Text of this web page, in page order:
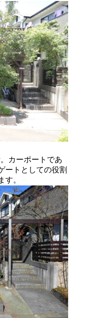
カーポートであ
ートとしての役割
す。